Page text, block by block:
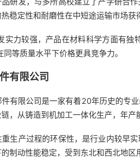
稳定性和耐磨性在中短途运输市场获
实力较强，产品在材料科学方面有独
等质量水平下价格更具竞争力。
有限公司
有限公司是一家有着20年历史的专
，从铸造到机加工一体化生产，年产
生产过程的环保性，是行业内较早
制动性能稳定，受到东北和西北地区